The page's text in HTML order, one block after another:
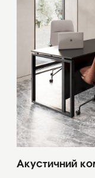
Акустичний